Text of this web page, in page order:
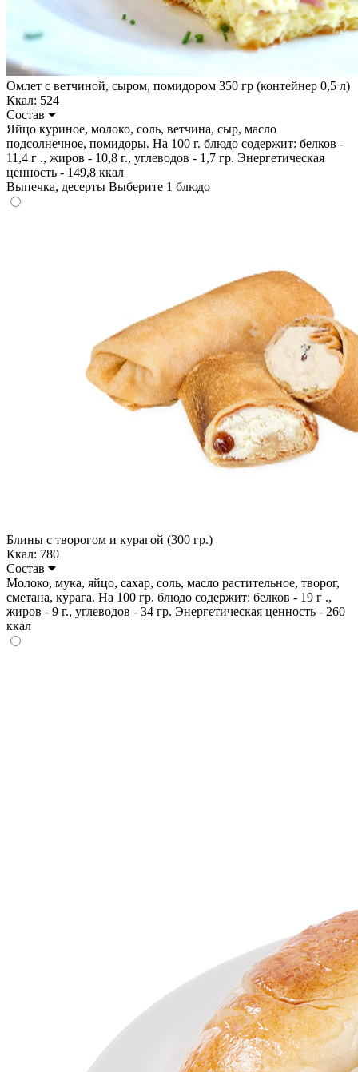
Омлет с ветчиной, сыром, помидором 350 гр (контейнер 0,5 л)
Ккал: 524
Состав
Яйцо куриное, молоко, соль, ветчина, сыр, масло
подсолнечное, помидоры. На 100 г. блюдо содержит: белков -
11,4 г ., жиров - 10,8 г., углеводов - 1,7 гр. Энергетическая
ценность - 149,8 ккал
Выпечка, десерты Выберите 1 блюдо
Блины с творогом и курагой (300 гр.)
Ккал: 780
Состав
Молоко, мука, яйцо, сахар, соль, масло растительное, творог,
сметана, курага. На 100 гр. блюдо содержит: белков - 19 г .,
жиров - 9 г., углеводов - 34 гр. Энергетическая ценность - 260
ккал